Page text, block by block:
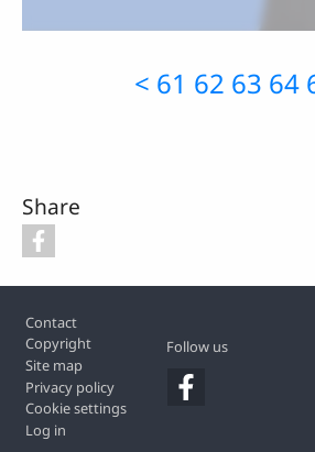
< 61 62 63 64
Share
Contact
Copyright
Site map
Privacy policy
Cookie settings
Log in
Follow us